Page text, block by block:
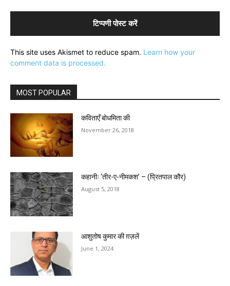
This site uses Akismet to reduce spam. Learn how your
comment data is processed.
MOST POPULAR
कविताएँ बोधमिता की
November 26, 2018
कहानीः ‘तीर-ए-नीमकश’ – (प्रितपाल कौर)
August 5, 2018
आशुतोष कुमार की ग़ज़लें
June 1, 2024